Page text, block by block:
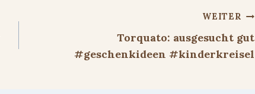
WEITER
Torquato: ausgesucht gut
#geschenkideen #kinderkreisel